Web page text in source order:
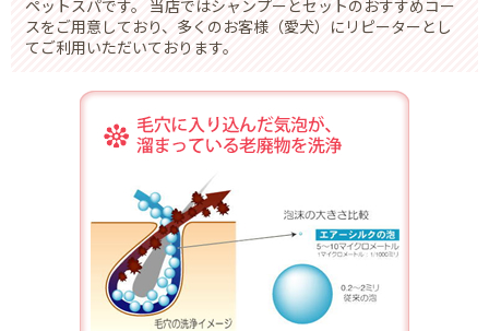
ペットスパです。 当店ではシャンプーとセットのおすすめコー
スをご用意しており、多くのお客様（愛犬）にリピーターとし
てご利用いただいております。